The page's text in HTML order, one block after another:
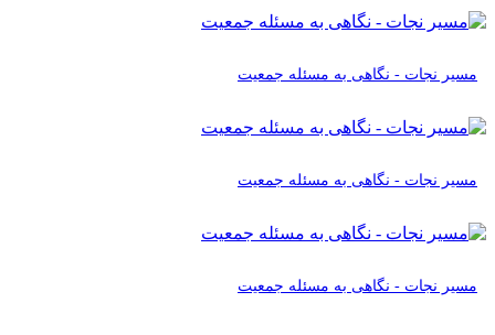
مسیر نجات - نگاهی به مسئله جمعیت
مسیر نجات - نگاهی به مسئله جمعیت
مسیر نجات - نگاهی به مسئله جمعیت